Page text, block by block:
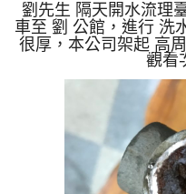
劉先生 隔天開水流理
車至 劉 公館，進行 洗
很厚，本公司架起 高
水 至管路裡面，等了
動 螺旋波 模式，一開
越多髒，跟咖啡一樣
後，管路清洗乾淨出
水管老化，會產生鐵
是咖啡色，地下水含
垢，洗出來的水會跟
水，是
觀看